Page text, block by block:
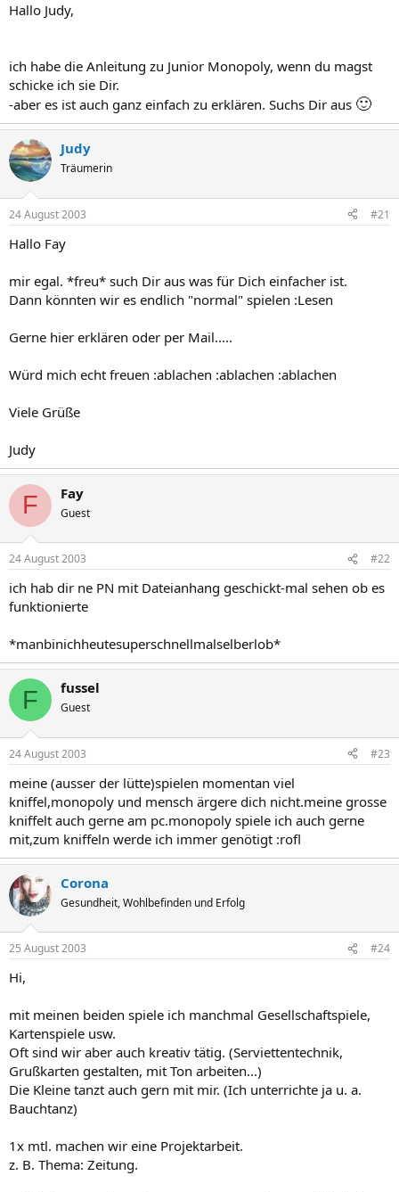
Hallo Judy,
ich habe die Anleitung zu Junior Monopoly, wenn du magst
schicke ich sie Dir.
-aber es ist auch ganz einfach zu erklären. Suchs Dir aus 🙂
Judy
Träumerin
24 August 2003 #21
Hallo Fay
mir egal. *freu* such Dir aus was für Dich einfacher ist.
Dann könnten wir es endlich "normal" spielen :Lesen
Gerne hier erklären oder per Mail.....
Würd mich echt freuen :ablachen :ablachen :ablachen
Viele Grüße
Judy
F Fay
Guest
24 August 2003 #22
ich hab dir ne PN mit Dateianhang geschickt-mal sehen ob es
funktionierte
*manbinichheutesuperschnellmalselberlob*
F fussel
Guest
24 August 2003 #23
meine (ausser der lütte)spielen momentan viel
kniffel,monopoly und mensch ärgere dich nicht.meine grosse
kniffelt auch gerne am pc.monopoly spiele ich auch gerne
mit,zum kniffeln werde ich immer genötigt :rofl
Corona
Gesundheit, Wohlbefinden und Erfolg
25 August 2003 #24
Hi,
mit meinen beiden spiele ich manchmal Gesellschaftspiele,
Kartenspiele usw.
Oft sind wir aber auch kreativ tätig. (Serviettentechnik,
Grußkarten gestalten, mit Ton arbeiten...)
Die Kleine tanzt auch gern mit mir. (Ich unterrichte ja u. a.
Bauchtanz)
1x mtl. machen wir eine Projektarbeit.
z. B. Thema: Zeitung.